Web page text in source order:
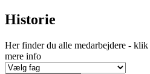
Historie
Her finder du alle medarbejdere - klik
mere info